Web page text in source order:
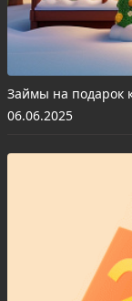
Займы на подарок
06.06.2025